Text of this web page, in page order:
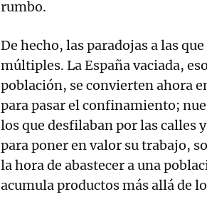
rumbo.
De hecho, las paradojas a las
múltiples. La España vaciada,
población, se convierten ahora
para pasar el confinamiento;
los que desfilaban por las calles
para poner en valor su trabajo,
la hora de abastecer a una
acumula productos más allá de